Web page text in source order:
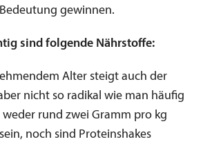
gewinnen.
sind folgende Nährstoffe:
Alter steigt auch der
nicht so radikal wie man häufig
weder rund zwei Gramm pro kg
noch sind Proteinshakes